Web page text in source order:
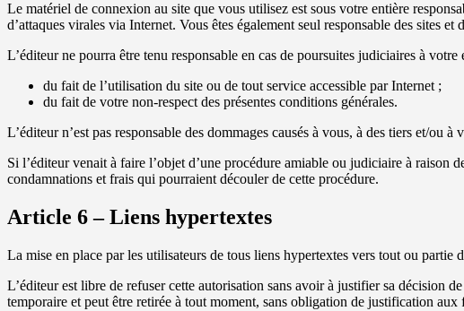
Le matériel de connexion au site que vous utilisez est sous votre entière
d’attaques virales via Internet. Vous êtes également seul responsable des sites et
L’éditeur ne pourra être tenu responsable en cas de poursuites judiciaires à votre
du fait de l’utilisation du site ou de tout service accessible par Internet ;
du fait de votre non-respect des présentes conditions générales.
L’éditeur n’est pas responsable des dommages causés à vous, à des tiers et/
Si l’éditeur venait à faire l’objet d’une procédure amiable ou judiciaire à
condamnations et frais qui pourraient découler de cette procédure.
Article 6 – Liens hypertextes
La mise en place par les utilisateurs de tous liens hypertextes vers tout ou
L’éditeur est libre de refuser cette autorisation sans avoir à justifier sa décision
temporaire et peut être retirée à tout moment, sans obligation de justification aux